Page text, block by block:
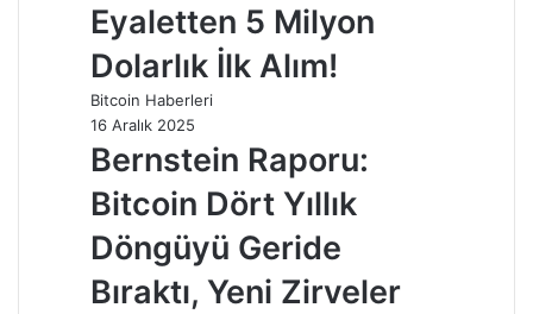
Eyaletten 5 Milyon
Dolarlık İlk Alım!
Bitcoin Haberleri
16 Aralık 2025
Bernstein Raporu:
Bitcoin Dört Yıllık
Döngüyü Geride
Bıraktı, Yeni Zirveler